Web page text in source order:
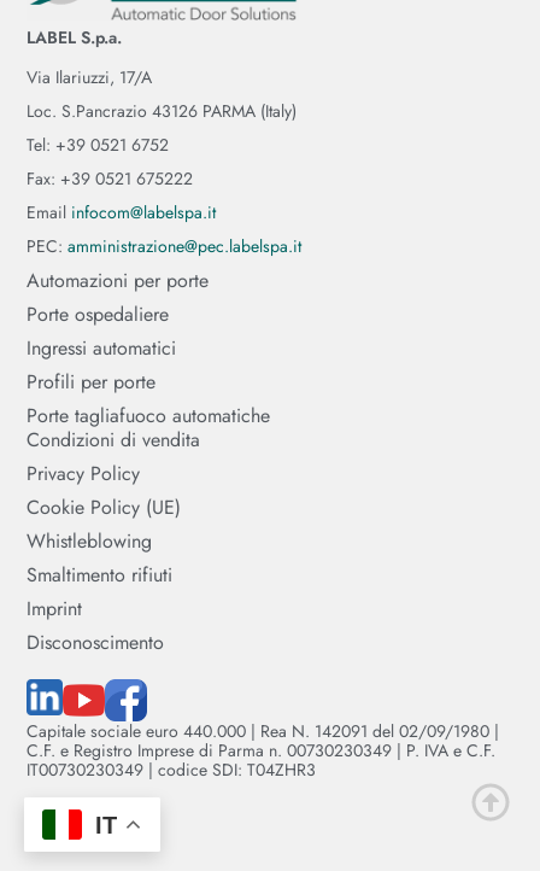
LABEL S.p.a.
Via Ilariuzzi, 17/A
Loc. S.Pancrazio 43126 PARMA (Italy)
Tel: +39 0521 6752
Fax: +39 0521 675222
Email infocom@labelspa.it
PEC:amministrazione@pec.labelspa.it
Automazioni per porte
Porte ospedaliere
Ingressi automatici
Profili per porte
Porte tagliafuoco automatiche
Condizioni di vendita
Privacy Policy
Cookie Policy (UE)
Whistleblowing
Smaltimento rifiuti
Imprint
Disconoscimento
Capitale sociale euro 440.000 | Rea N. 142091 del 02/09/1980 |
C.F. e Registro Imprese di Parma n. 00730230349 | P. IVA e C.F.
IT00730230349 | codice SDI: T04ZHR3
IT